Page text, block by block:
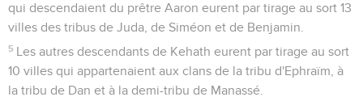
qui descendaient du prêtre Aaron eurent par tirage au sort 13
villes des tribus de Juda, de Siméon et de Benjamin.
5 Les autres descendants de Kehath eurent par tirage au sort
10 villes qui appartenaient aux clans de la tribu d'Ephraïm, à
la tribu de Dan et à la demi-tribu de Manassé.